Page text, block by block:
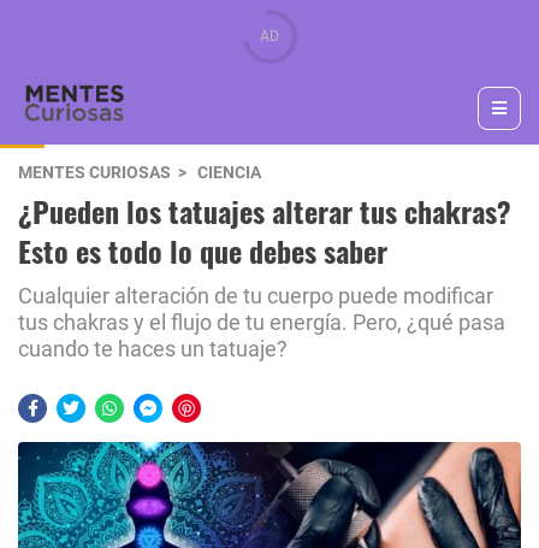
MENTES CURIOSAS CIENCIA
¿Pueden los tatuajes alterar tus chakras?
Esto es todo lo que debes saber
Cualquier alteración de tu cuerpo puede modificar
tus chakras y el flujo de tu energía. Pero, ¿qué pasa
cuando te haces un tatuaje?